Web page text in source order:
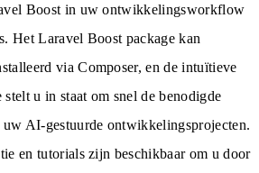
Boost in uw ontwikkelingsworkflow
Het Laravel Boost package kan
via Composer, en de intuïtieve
u in staat om snel de benodigde
uw AI-gestuurde ontwikkelingsprojecten.
en tutorials zijn beschikbaar om u door